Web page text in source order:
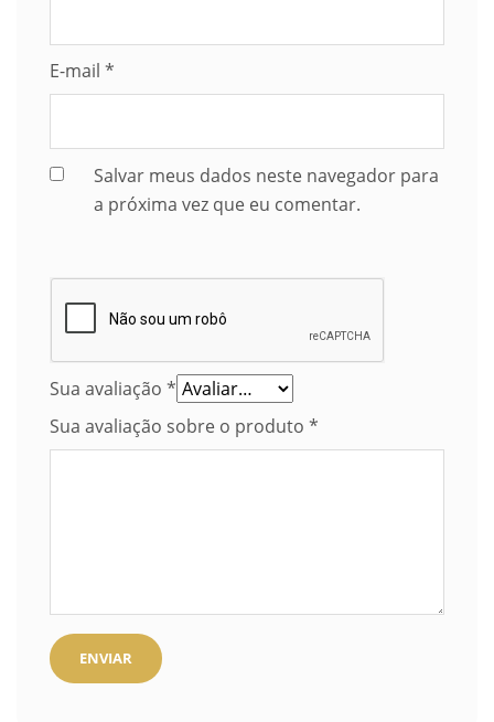
E-mail *
Salvar meus dados neste navegador para
a próxima vez que eu comentar.
Sua avaliação *
Sua avaliação sobre o produto *